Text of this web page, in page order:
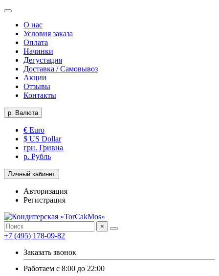
О нас
Условия заказа
Оплата
Начинки
Дегустация
Доставка / Самовывоз
Акции
Отзывы
Контакты
р. Валюта
€ Euro
$ US Dollar
грн. Гривна
р. Рубль
Личный кабинет
Авторизация
Регистрация
×
+7 (495) 178-09-82
Заказать звонок
Работаем с 8:00 до 22:00